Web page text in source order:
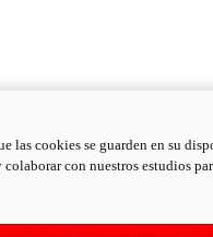
las cookies se guarden en su
con nuestros estudios